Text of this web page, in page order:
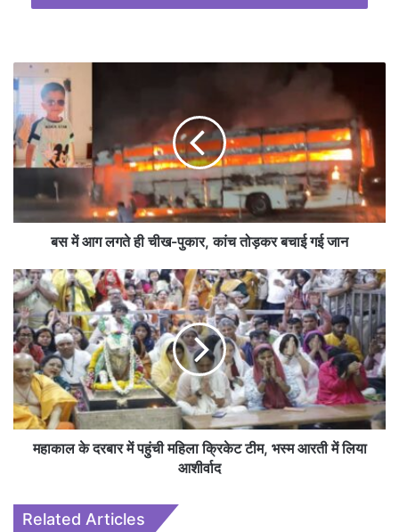
बस में आग लगते ही चीख-पुकार, कांच तोड़कर बचाई गई जान
महाकाल के दरबार में पहुंची महिला क्रिकेट टीम, भस्म आरती में लिया
आशीर्वाद
Related Articles